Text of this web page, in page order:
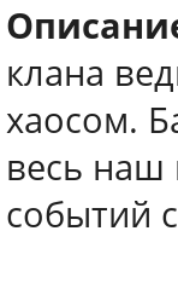
клана
хаосом.
весь наш
событий